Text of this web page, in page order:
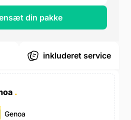
inkluderet service
.
Genoa
din pakke